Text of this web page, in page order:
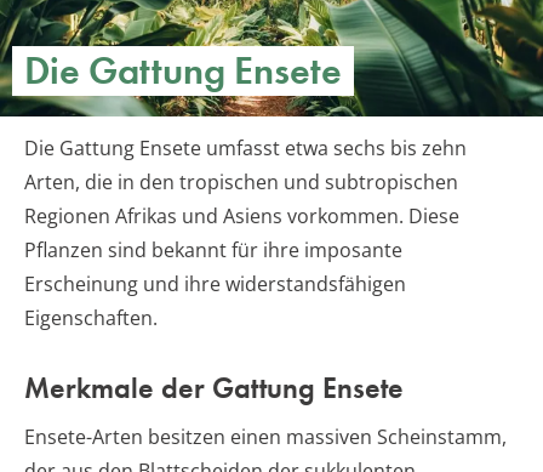
Die Gattung Ensete
Die Gattung Ensete umfasst etwa sechs bis zehn
Arten, die in den tropischen und subtropischen
Regionen Afrikas und Asiens vorkommen. Diese
Pflanzen sind bekannt für ihre imposante
Erscheinung und ihre widerstandsfähigen
Eigenschaften.
Merkmale der Gattung Ensete
Ensete-Arten besitzen einen massiven Scheinstamm,